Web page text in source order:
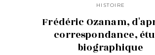
HISTOIRE
Frédéric Ozanam,
correspondance,
biographique